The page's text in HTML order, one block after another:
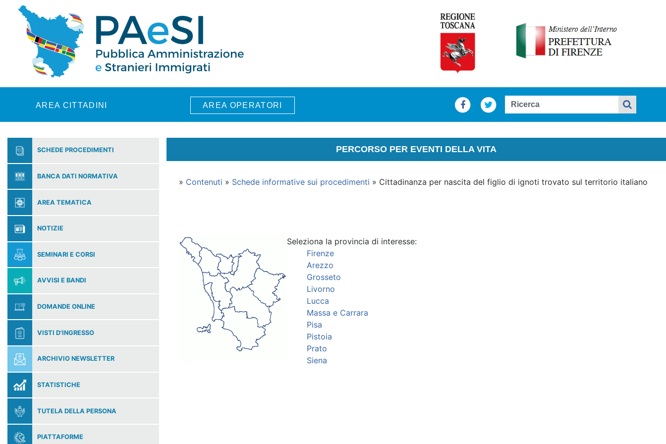
Skip to main content
AREA CITTADINI AREA OPERATORI
SCHEDE PROCEDIMENTI
BANCA DATI NORMATIVA
AREA TEMATICA
NOTIZIE
SEMINARI E CORSI
AVVISI E BANDI
DOMANDE ONLINE
VISTI D'INGRESSO
ARCHIVIO NEWSLETTER
STATISTICHE
TUTELA DELLA PERSONA
PIATTAFORME
PERCORSO PER EVENTI DELLA VITA
» Contenuti » Schede informative sui procedimenti » Cittadinanza per nascita del figlio di ignoti trovato sul territorio italiano
Seleziona la provincia di interesse:
Firenze
Arezzo
Grosseto
Livorno
Lucca
Massa e Carrara
Pisa
Pistoia
Prato
Siena